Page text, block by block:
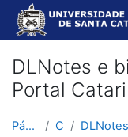
Ir para o conteúdo
DLNotes e
Portal
Página inicial Cursos